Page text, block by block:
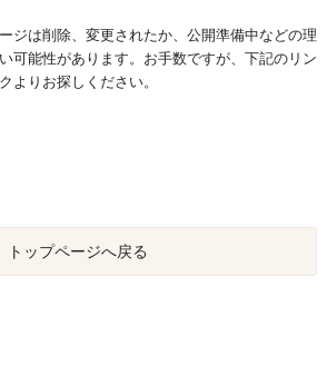
ジは削除、変更されたか、公開準備中などの理
可能性があります。お手数ですが、下記のリン
クよりお探しください。
トップページへ戻る